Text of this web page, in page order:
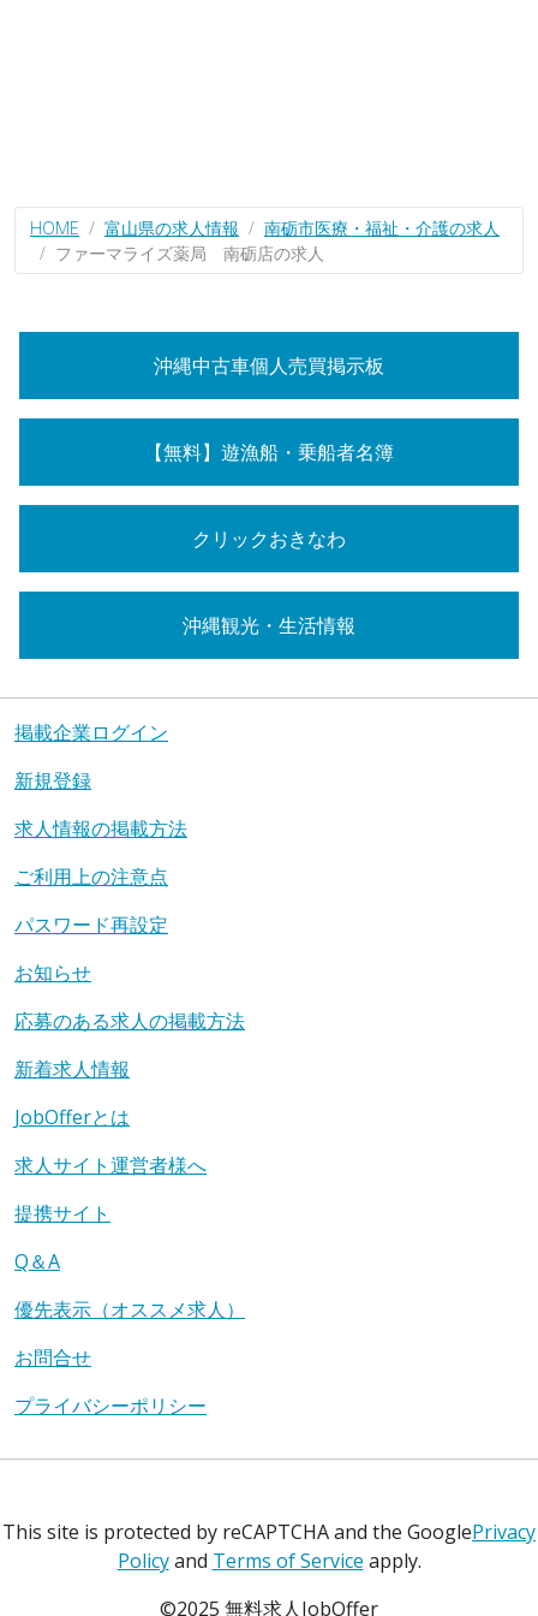
HOME 富山県の求人情報
南砺市医療・福祉・介護の求人
ファーマライズ薬局 南砺店の求人
沖縄中古車個人売買掲示板
【無料】遊漁船・乗船者名簿
クリックおきなわ
沖縄観光・生活情報
掲載企業ログイン
新規登録
求人情報の掲載方法
ご利用上の注意点
パスワード再設定
お知らせ
応募のある求人の掲載方法
新着求人情報
JobOfferとは
求人サイト運営者様へ
提携サイト
Q＆A
優先表示（オススメ求人）
お問合せ
プライバシーポリシー
This site is protected by reCAPTCHA and the GooglePrivacy
Policyand Terms of Service apply.
©2025 無料求人JobOffer